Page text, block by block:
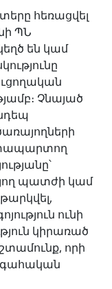
հեռացվել
ՊՆ
են կամ
Չնայած
պատժի կամ
ունի
կիրառած
որի